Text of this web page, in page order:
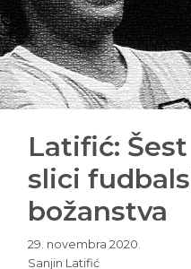
Latifić:
slici
božanstva
29. novembra 2020.
Sanjin Latifić